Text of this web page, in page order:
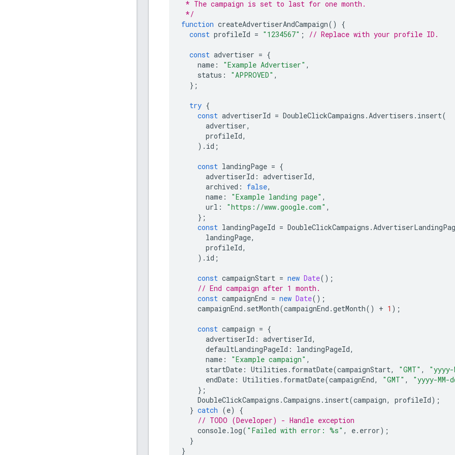
* The campaign is set to last for one month.
*/
function createAdvertiserAndCampaign()
{
const profileId = "1234567" ; // Replace with your profile ID.
const advertiser = {
name : "Example Advertiser" ,
status : "APPROVED" ,
};
try {
const advertiserId = DoubleClickCampaigns .Advertisers . insert(
advertiser,
profileId,
). id ;
const landingPage = {
advertiserId : advertiserId,
archived : false,
name : "Example landing page" ,
url : "https://www.google.com" ,
};
const landingPageId = DoubleClickCampaigns .
landingPage,
profileId,
). id ;
const campaignStart = new Date();
// End campaign after 1 month.
const campaignEnd = new Date();
campaignEnd . setMonth(campaignEnd .getMonth() + 1 );
const campaign = {
advertiserId : advertiserId,
defaultLandingPageId : landingPageId,
name : "Example campaign" ,
startDate : Utilities . formatDate(campaignStart, "GMT" , "yyyy-
endDate : Utilities . formatDate(campaignEnd, "GMT" , "yyyy-MM-
};
DoubleClickCampaigns .Campaigns . insert(campaign, profileId);
} catch (e)
{
// TODO (Developer) - Handle exception
console. log( "Failed with error: %s" , e. error);
}
}